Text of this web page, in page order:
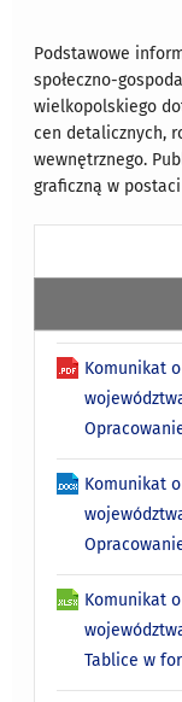
Podstawowe
społeczno-
wielkopolskiego
cen detalicznych,
wewnętrznego.
graficzną w
Komunikat
Komunikat
Komunikat
Tablice w